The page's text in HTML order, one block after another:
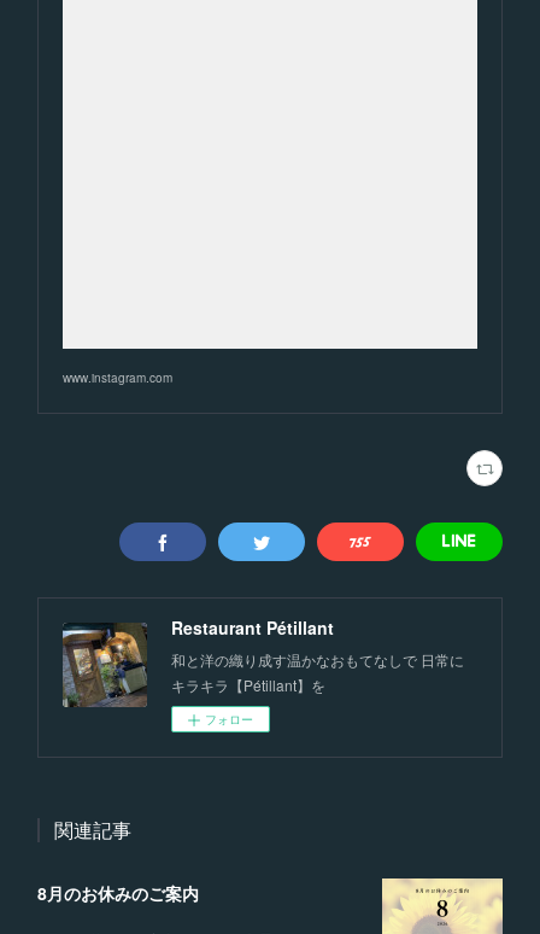
www.instagram.com
Restaurant Pétillant
和と洋の織り成す温かなおもてなしで 日常に
キラキラ【Pétillant】を
フォロー
関連記事
8月のお休みのご案内